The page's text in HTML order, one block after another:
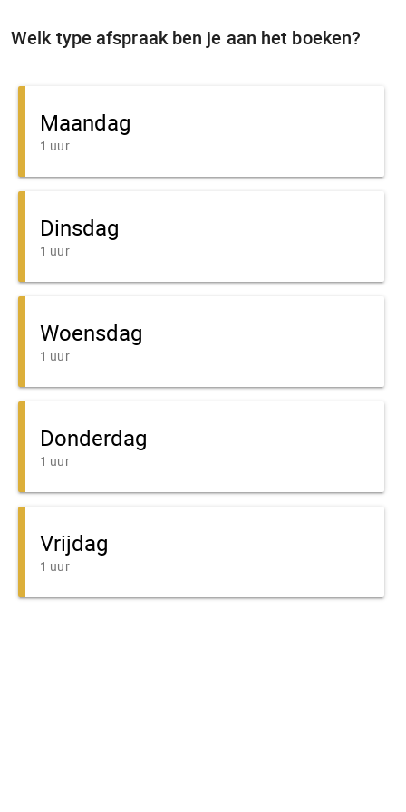
Welk type afspraak ben je aan het boeken?
Maandag
1 uur
Dinsdag
1 uur
Woensdag
1 uur
Donderdag
1 uur
Vrijdag
1 uur